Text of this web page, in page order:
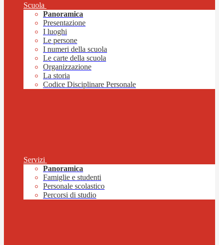
Scuola
Panoramica
Presentazione
I luoghi
Le persone
I numeri della scuola
Le carte della scuola
Organizzazione
La storia
Codice Disciplinare Personale
Servizi
Panoramica
Famiglie e studenti
Personale scolastico
Percorsi di studio